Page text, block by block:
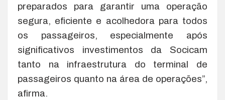
preparados para garantir uma operação
segura, eficiente e acolhedora para todos
os passageiros, especialmente após
significativos investimentos da Socicam
tanto na infraestrutura do terminal de
passageiros quanto na área de operações”,
afirma.